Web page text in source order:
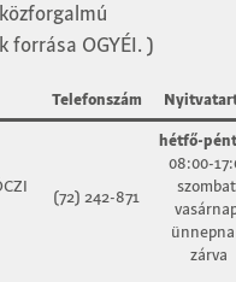
forrása OGYÉI. )
Telefonszám
(72) 242-871
hétfő-
08:00-
zárva